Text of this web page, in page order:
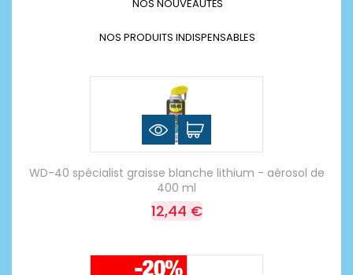
NOS NOUVEAUTÉS
NOS PRODUITS INDISPENSABLES
WD-40 spécialist graisse blanche lithium - aérosol de
400 ml
12,44 €